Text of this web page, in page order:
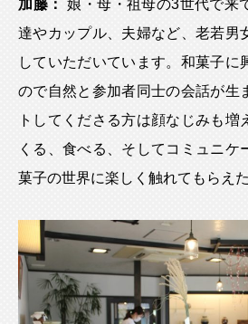
加藤：
娘・母・祖母の3世代で来
達やカップル、夫婦など、老若男
していただいています。和菓子に
ので自然と参加者同士の会話が生
トしてくださる方は顔なじみも増
くる、食べる、そしてコミュニケ
菓子の世界に楽しく触れてもらえ